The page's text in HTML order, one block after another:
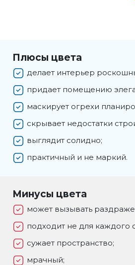
Плюсы цвета
делает интерьер
придает помещению
маскирует огрехи
скрывает недостатки
выглядит солидно;
практичный и не маркий.
Минусы цвета
может вызывать
подходит не для каждого
сужает пространство;
мрачный;